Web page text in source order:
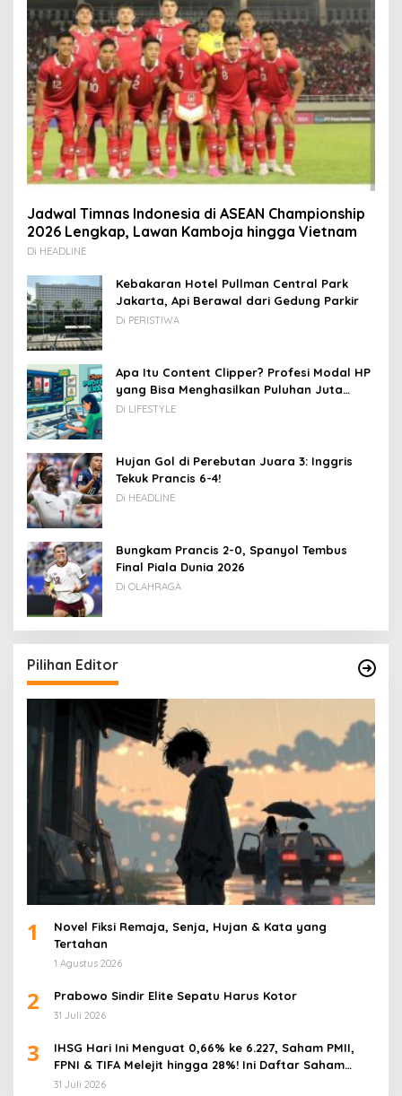
Jadwal Timnas Indonesia di ASEAN Championship
2026 Lengkap, Lawan Kamboja hingga Vietnam
Di HEADLINE
Kebakaran Hotel Pullman Central Park
Jakarta, Api Berawal dari Gedung Parkir
Di PERISTIWA
Apa Itu Content Clipper? Profesi Modal HP
yang Bisa Menghasilkan Puluhan Juta
Rupiah
Di LIFESTYLE
Hujan Gol di Perebutan Juara 3: Inggris
Tekuk Prancis 6-4!
Di HEADLINE
Bungkam Prancis 2-0, Spanyol Tembus
Final Piala Dunia 2026
Di OLAHRAGA
Pilihan Editor
1
Novel Fiksi Remaja, Senja, Hujan & Kata yang
Tertahan
1 Agustus 2026
2 Prabowo Sindir Elite Sepatu Harus Kotor
31 Juli 2026
3
IHSG Hari Ini Menguat 0,66% ke 6.227, Saham PMII,
FPNI & TIFA Melejit hingga 28%! Ini Daftar Saham
Paling Cuan & Volume Tertinggi 31 Juli 2026
31 Juli 2026